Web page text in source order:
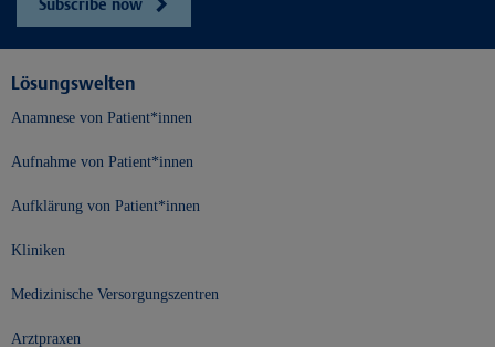
Subscribe now
Lösungswelten
Anamnese von Patient*innen
Aufnahme von Patient*innen
Aufklärung von Patient*innen
Kliniken
Medizinische Versorgungszentren
Arztpraxen